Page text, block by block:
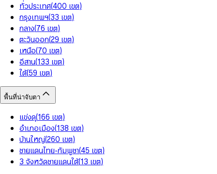
ทั่วประเทศ(400 เขต)
กรุงเทพฯ(33 เขต)
กลาง(76 เขต)
ตะวันออก(29 เขต)
เหนือ(70 เขต)
อีสาน(133 เขต)
ใต้(59 เขต)
พื้นที่น่าจับตา
แข่งดุ(166 เขต)
อำเภอเมือง(138 เขต)
บ้านใหญ่(260 เขต)
ชายแดนไทย-กัมพูชา(45 เขต)
3 จังหวัดชายแดนใต้(13 เขต)